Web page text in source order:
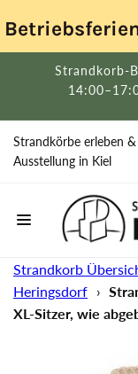
zum
Inhalt
Strandkorb-
Strandkörbe erleben
Ausstellung in Kiel
Strandkorb
Heringsdorf ›
XL-Sitzer, wie